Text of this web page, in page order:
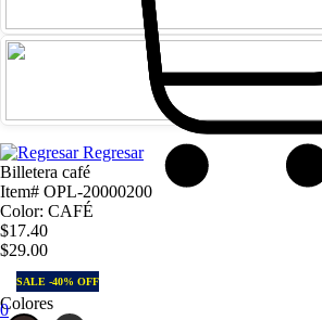
0
Regresar
Billetera café
Item# OPL-20000200
Color: CAFÉ
$17.40
$29.00
SALE -40% OFF
Colores